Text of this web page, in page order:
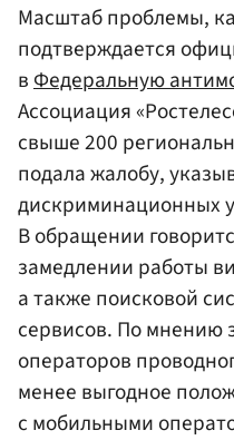
Масштаб проблемы,
подтверждается
вФедеральную
Ассоциация
свыше 200
подала жалобу,
дискриминационных
В обращении
замедлении работы
а также поисковой
сервисов. По мнению
операторов
менее выгодное
с мобильными